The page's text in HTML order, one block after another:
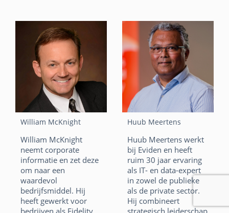
F
a
c
e
b
o
o
k
Li
n
k
e
dI
n
W
h
at
s
A
p
p
E
m
ai
l
heeft vele organisaties
begeleid met het
opzetten van uiterst
effectieve analytische
teams in verscheidene
branches, zoals
(semi-)overheid,
uitgeverijen,
marketing,
gezondheidszorg,
dienstverlening, maak-
industrie en
hogescholen.
F
a
Li
n
X
W E
William McKnight
William McKnight
neemt corporate
informatie en zet deze
om naar een
waardevol
bedrijfsmiddel. Hij
heeft gewerkt voor
bedrijven als Fidelity
Huub Meertens
Huub Meertens werkt
bij Eviden en heeft
ruim 30 jaar ervaring
als IT- en data-expert
in zowel de publieke
als de private sector.
Hij combineert
strategisch leiderschap